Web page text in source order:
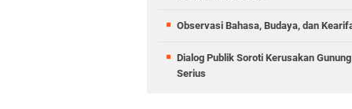
Observasi Bahasa, Budaya, dan
Dialog Publik Soroti Kerusakan
Serius